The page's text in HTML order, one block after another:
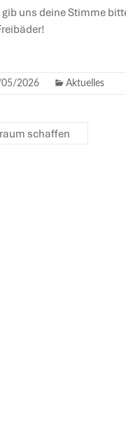
uns deine Stimme
2026 Aktuelles
schaffen